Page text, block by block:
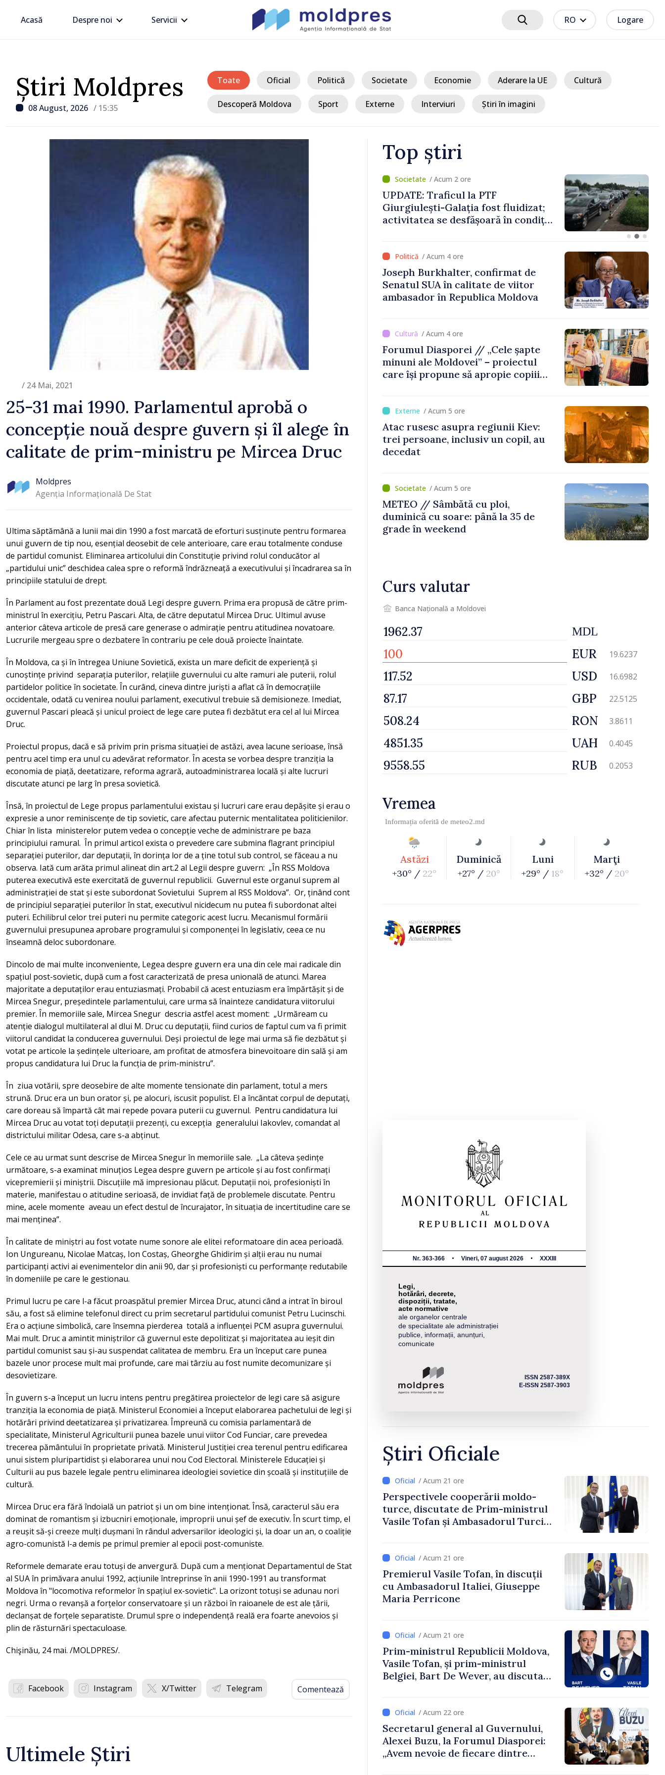
Acasă Despre noi Servicii RO Logare
Știri Moldpres
08 August, 2026 / 15:35
Toate Oficial Politică Societate Economie Aderare la UE Cultură
Descoperă Moldova Sport Externe Interviuri Știri în imagini
/ 24 Mai, 2021
25-31 mai 1990. Parlamentul aprobă o
concepție nouă despre guvern și îl alege în
calitate de prim-ministru pe Mircea Druc
Moldpres
Agenția Informațională De Stat
Ultima săptămână a lunii mai din 1990 a fost marcată de eforturi susținute pentru formarea
unui guvern de tip nou, esențial deosebit de cele anterioare, care erau totalmente conduse
de partidul comunist. Eliminarea articolului din Constituție privind rolul conducător al
„partidului unic” deschidea calea spre o reformă îndrăzneață a executivului și încadrarea sa în
principiile statului de drept.
În Parlament au fost prezentate două Legi despre guvern. Prima era propusă de către prim-
ministrul în exercițiu, Petru Pascari. Alta, de către deputatul Mircea Druc. Ultimul avuse
anterior câteva articole de presă care generase o admirație pentru atitudinea novatoare.
Lucrurile mergeau spre o dezbatere în contrariu pe cele două proiecte înaintate.
În Moldova, ca și în întregea Uniune Sovietică, exista un mare deficit de experiență și
cunoștințe privind separația puterilor, relațiile guvernului cu alte ramuri ale puterii, rolul
partidelor politice în societate. În curând, cineva dintre juriști a aflat că în democrațiile
occidentale, odată cu venirea noului parlament, executivul trebuie să demisioneze. Imediat,
guvernul Pascari pleacă și unicul proiect de lege care putea fi dezbătut era cel al lui Mircea
Druc.
Proiectul propus, dacă e să privim prin prisma situației de astăzi, avea lacune serioase, însă
pentru acel timp era unul cu adevărat reformator. În acesta se vorbea despre tranziția la
economia de piață, deetatizare, reforma agrară, autoadministrarea locală și alte lucruri
discutate atunci pe larg în presa sovietică.
Însă, în proiectul de Lege propus parlamentului existau și lucruri care erau depășite și erau o
expresie a unor reminiscențe de tip sovietic, care afectau puternic mentalitatea politicienilor.
Chiar în lista ministerelor putem vedea o concepție veche de administrare pe baza
principiului ramural. În primul articol exista o prevedere care submina flagrant principiul
separației puterilor, dar deputații, în dorința lor de a ține totul sub control, se făceau a nu
observa. Iată cum arăta primul alineat din art.2 al Legii despre guvern: „În RSS Moldova
puterea executivă este exercitată de guvernul republicii. Guvernul este organul suprem al
administrației de stat și este subordonat Sovietului Suprem al RSS Moldova”. Or, ținând cont
de principiul separației puterilor în stat, executivul nicidecum nu putea fi subordonat altei
puteri. Echilibrul celor trei puteri nu permite categoric acest lucru. Mecanismul formării
guvernului presupunea aprobare programului și componenței în legislativ, ceea ce nu
înseamnă deloc subordonare.
Dincolo de mai multe inconveniente, Legea despre guvern era una din cele mai radicale din
spațiul post-sovietic, după cum a fost caracterizată de presa unională de atunci. Marea
majoritate a deputaților erau entuziasmați. Probabil că acest entuziasm era împărtășit și de
Mircea Snegur, președintele parlamentului, care urma să înainteze candidatura viitorului
premier. În memoriile sale, Mircea Snegur descria astfel acest moment: „Urmăream cu
atenție dialogul multilateral al dlui M. Druc cu deputații, fiind curios de faptul cum va fi primit
viitorul candidat la conducerea guvernului. Deși proiectul de lege mai urma să fie dezbătut și
votat pe articole la ședințele ulterioare, am profitat de atmosfera binevoitoare din sală și am
propus candidatura lui Druc la funcția de prim-ministru”.
În ziua votării, spre deosebire de alte momente tensionate din parlament, totul a mers
strună. Druc era un bun orator și, pe alocuri, iscusit populist. El a încântat corpul de deputați,
care doreau să împartă cât mai repede povara puterii cu guvernul. Pentru candidatura lui
Mircea Druc au votat toți deputații prezenți, cu excepția generalului Iakovlev, comandat al
districtului militar Odesa, care s-a abținut.
Cele ce au urmat sunt descrise de Mircea Snegur în memoriile sale. „La câteva ședințe
următoare, s-a examinat minuțios Legea despre guvern pe articole și au fost confirmați
vicepremierii și miniștrii. Discuțiile mă impresionau plăcut. Deputații noi, profesioniști în
materie, manifestau o atitudine serioasă, de invidiat față de problemele discutate. Pentru
mine, acele momente aveau un efect destul de încurajator, în situația de incertitudine care se
mai menținea”.
În calitate de miniștri au fost votate nume sonore ale elitei reformatoare din acea perioadă.
Ion Ungureanu, Nicolae Matcaș, Ion Costaș, Gheorghe Ghidirim și alții erau nu numai
participanți activi ai evenimentelor din anii 90, dar și profesioniști cu performanțe redutabile
în domeniile pe care le gestionau.
Primul lucru pe care l-a făcut proaspătul premier Mircea Druc, atunci când a intrat în biroul
său, a fost să elimine telefonul direct cu prim secretarul partidului comunist Petru Lucinschi.
Era o acțiune simbolică, care însemna pierderea totală a influenței PCM asupra guvernului.
Mai mult. Druc a amintit miniștrilor că guvernul este depolitizat și majoritatea au ieșit din
partidul comunist sau și-au suspendat calitatea de membru. Era un început care punea
bazele unor procese mult mai profunde, care mai târziu au fost numite decomunizare și
desovietizare.
În guvern s-a început un lucru intens pentru pregătirea proiectelor de legi care să asigure
tranziția la economia de piață. Ministerul Economiei a început elaborarea pachetului de legi și
hotărâri privind deetatizarea și privatizarea. Împreună cu comisia parlamentară de
specialitate, Ministerul Agriculturii punea bazele unui viitor Cod Funciar, care prevedea
trecerea pământului în proprietate privată. Ministerul Justiției crea terenul pentru edificarea
unui sistem pluripartidist și elaborarea unui nou Cod Electoral. Ministerele Educației și
Culturii au pus bazele legale pentru eliminarea ideologiei sovietice din școală și instituțiile de
cultură.
Mircea Druc era fără îndoială un patriot și un om bine intenționat. Însă, caracterul său era
dominat de romantism și izbucniri emoționale, improprii unui șef de executiv. În scurt timp, el
a reușit să-și creeze mulți dușmani în rândul adversarilor ideologici și, la doar un an, o coaliție
agro-comunistă l-a demis pe primul premier al epocii post-comuniste.
Reformele demarate erau totuși de anvergură. După cum a menționat Departamentul de Stat
al SUA în primăvara anului 1992, acțiunile întreprinse în anii 1990-1991 au transformat
Moldova în "locomotiva reformelor în spațiul ex-sovietic". La orizont totuși se adunau nori
negri. Urma o revanșă a forțelor conservatoare și un război în raioanele de est ale țării,
declanșat de forțele separatiste. Drumul spre o independență reală era foarte anevoios și
plin de răsturnări spectaculoase.
Chişinău, 24 mai. /MOLDPRES/.
Facebook Instagram X/Twitter Telegram Comentează
Ultimele Știri
Top știri
/ Acum 2 ore
UPDATE: Traficul la PTF
Giurgiulești-Galația fost fluidizat;
activitatea se desfășoară în condiții
normale
/ Acum 3 ore
Moldova sunt EU // Tamara
Șchiopu, antreprenoarea care
construiește punți între Marea
/ Acum 4 ore
Joseph Burkhalter, confirmat de
Senatul SUA în calitate de viitor
ambasador în Republica Moldova
/ Acum 4 ore
Forumul Diasporei // „Cele șapte
minuni ale Moldovei” – proiectul
care își propune să apropie copiii
/ Acum 5 ore
Atac rusesc asupra regiunii Kiev:
trei persoane, inclusiv un copil, au
decedat
/ Acum 5 ore
METEO // Sâmbătă cu ploi,
duminică cu soare: până la 35 de
grade în weekend
Curs valutar
Banca Națională a Moldovei
MDL
EUR 19.6237
USD 16.6982
GBP 22.5125
RON 3.8611
UAH 0.4045
RUB 0.2053
Vremea
Informația oferită de meteo2.md
Astăzi
+30° / 22°
Duminică
+27° / 20°
Luni
+29° / 18°
Marţi
+32° / 20°
Nr. 363-366 Vineri, 07 august 2026 XXXIII
Legi,
hotărâri, decrete,
dispoziții, tratate,
acte normative
ale organelor centrale
de specialitate ale administrației
publice, informații, anunțuri,
comunicate
ISSN 2587-389X
E-ISSN 2587-3903
Știri Oficiale
/ Acum 21 ore
Perspectivele cooperării moldo-
turce, discutate de Prim-ministrul
Vasile Tofan și Ambasadorul Turciei,
/ Acum 21 ore
Premierul Vasile Tofan, în discuții
cu Ambasadorul Italiei, Giuseppe
Maria Perricone
/ Acum 21 ore
Prim-ministrul Republicii Moldova,
Vasile Tofan, și prim-ministrul
Belgiei, Bart De Wever, au discutat
/ Acum 22 ore
Secretarul general al Guvernului,
Alexei Buzu, la Forumul Diasporei:
„Avem nevoie de fiecare dintre